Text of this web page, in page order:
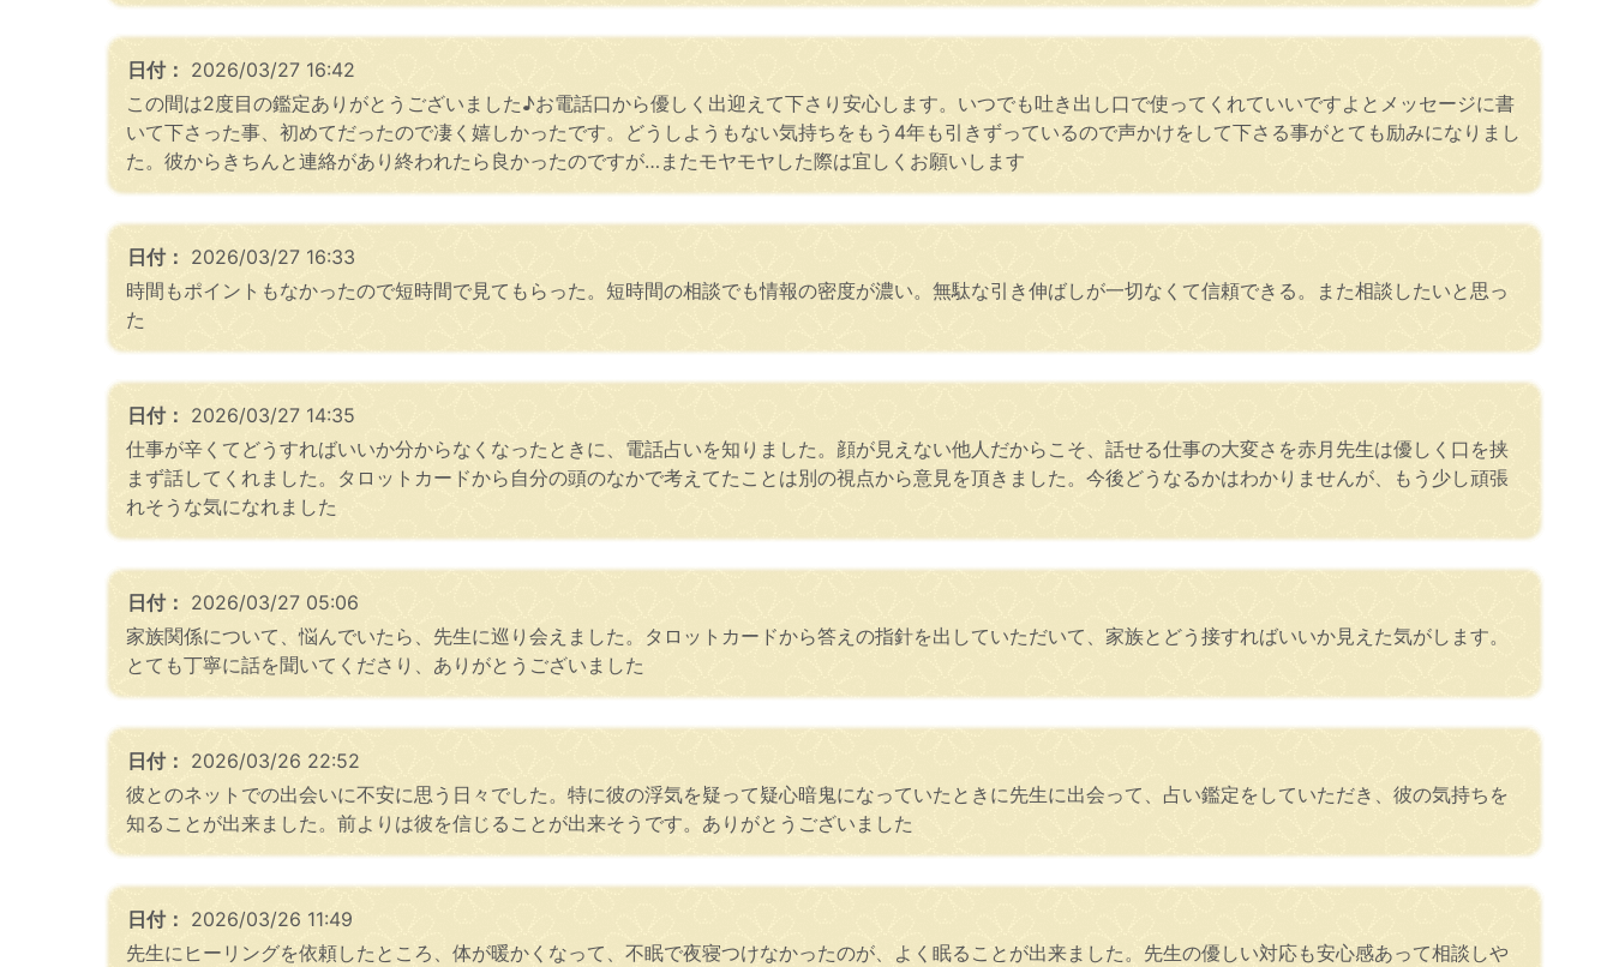
日付： 2026/03/27 16:42
この間は2度目の鑑定ありがとうございました♪お電話口から優しく出迎えて下さり安心します。いつでも吐き出し口で使ってくれていいですよとメッセージに書
いて下さった事、初めてだったので凄く嬉しかったです。どうしようもない気持ちをもう4年も引きずっているので声かけをして下さる事がとても励みになりまし
た。彼からきちんと連絡があり終われたら良かったのですが…またモヤモヤした際は宜しくお願いします
日付： 2026/03/27 16:33
​時間もポイントもなかったので短時間で見てもらった。短時間の相談でも情報の密度が濃い。無駄な引き伸ばしが一切なくて信頼できる。また相談したいと思っ
た
日付： 2026/03/27 14:35
仕事が辛くてどうすればいいか分からなくなったときに、電話占いを知りました。顔が見えない他人だからこそ、話せる仕事の大変さを赤月先生は優しく口を挟
まず話してくれました。タロットカードから自分の頭のなかで考えてたことは別の視点から意見を頂きました。今後どうなるかはわかりませんが、もう少し頑張
れそうな気になれました
日付： 2026/03/27 05:06
家族関係について、悩んでいたら、先生に巡り会えました。タロットカードから答えの指針を出していただいて、家族とどう接すればいいか見えた気がします。
とても丁寧に話を聞いてくださり、ありがとうございました
日付： 2026/03/26 22:52
彼とのネットでの出会いに不安に思う日々でした。特に彼の浮気を疑って疑心暗鬼になっていたときに先生に出会って、占い鑑定をしていただき、彼の気持ちを
知ることが出来ました。前よりは彼を信じることが出来そうです。ありがとうございました
日付： 2026/03/26 11:49
先生にヒーリングを依頼したところ、体が暖かくなって、不眠で夜寝つけなかったのが、よく眠ることが出来ました。先生の優しい対応も安心感あって相談しや